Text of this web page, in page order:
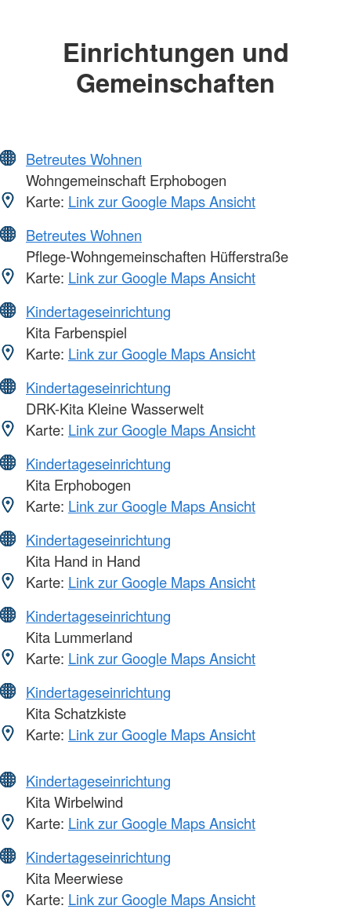
Einrichtungen und
Gemeinschaften
Betreutes Wohnen
Wohngemeinschaft Erphobogen
Karte: Link zur Google Maps Ansicht
Betreutes Wohnen
Pflege-Wohngemeinschaften Hüfferstraße
Karte: Link zur Google Maps Ansicht
Kindertageseinrichtung
Kita Farbenspiel
Karte: Link zur Google Maps Ansicht
Kindertageseinrichtung
DRK-Kita Kleine Wasserwelt
Karte: Link zur Google Maps Ansicht
Kindertageseinrichtung
Kita Erphobogen
Karte: Link zur Google Maps Ansicht
Kindertageseinrichtung
Kita Hand in Hand
Karte: Link zur Google Maps Ansicht
Kindertageseinrichtung
Kita Lummerland
Karte: Link zur Google Maps Ansicht
Kindertageseinrichtung
Kita Schatzkiste
Karte: Link zur Google Maps Ansicht
Kindertageseinrichtung
Kita Wirbelwind
Karte: Link zur Google Maps Ansicht
Kindertageseinrichtung
Kita Meerwiese
Karte: Link zur Google Maps Ansicht